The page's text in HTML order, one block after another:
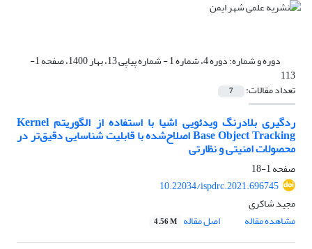
دوره و شماره: دوره 4، شماره 1 - شماره پیاپی 13، بهار 1400، صفحه 1-
113
تعداد مقالات: 7
ردگیری بلادرنگ ویدئویی اشیا با استفاده از الگوریتم Kernel
Base Object Tracking اصلاح‌شده با قابلیت شناسایی دقیق‌تر در
محصولات امنیتی و نظارتی
صفحه1-18
10.22034/ispdrc.2021.696745
مجید شاکری
مشاهده مقاله
اصل مقاله 4.56 M